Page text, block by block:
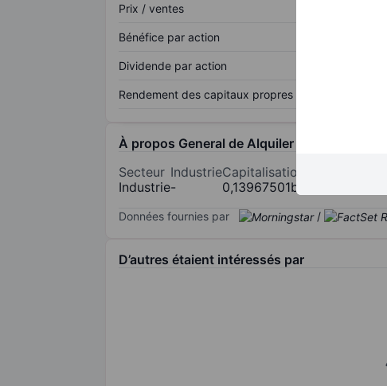
Prix / ventes
Bénéfice par action
Dividende par action
Rendement des capitaux propres
À propos General de Alquiler de Maquinaria
Secteur
Industrie
Industrie
-
Capitalisation
0,13967501bn
Données fournies par /
D’autres étaient intéressés par